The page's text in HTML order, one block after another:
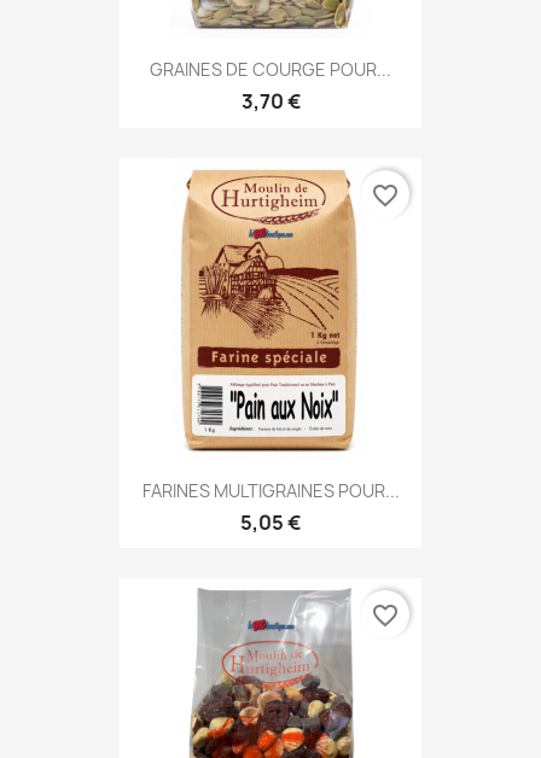
GRAINES DE COURGE POUR...
3,70 €
FARINES MULTIGRAINES POUR...
5,05 €
favorite_border
favorite_border